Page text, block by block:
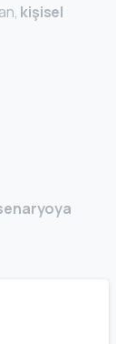
kişisel